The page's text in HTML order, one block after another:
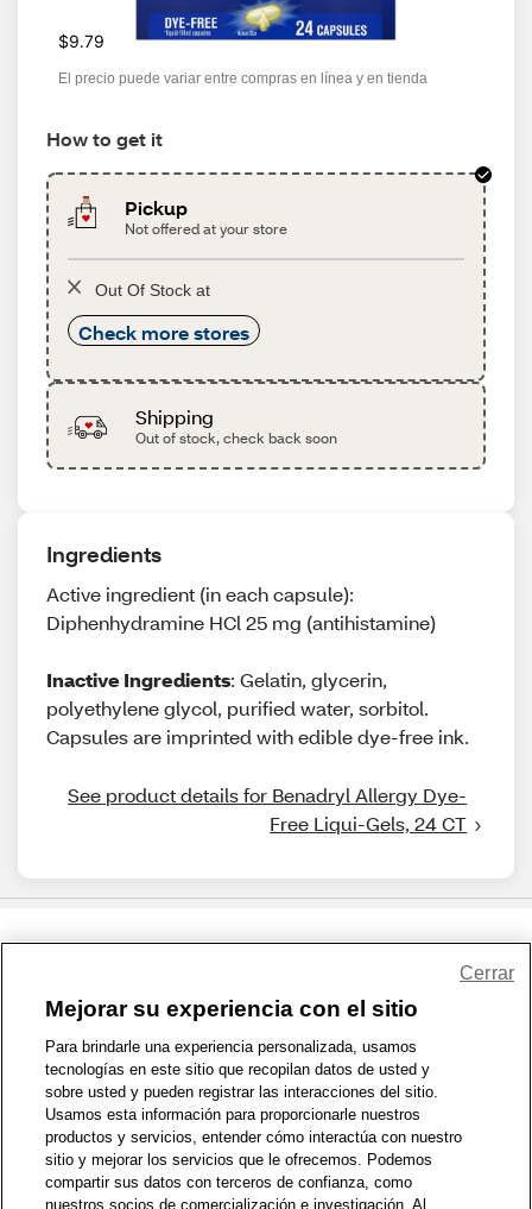
$9.79
El precio puede variar entre compras en línea y en tienda
How to get it
Pickup
Not offered at your store
Out Of Stock at
Check more stores
Shipping
Out of stock, check back soon
Ingredients
Active ingredient (in each capsule):
Diphenhydramine HCl 25 mg (antihistamine)
Inactive Ingredients: Gelatin, glycerin,
polyethylene glycol, purified water, sorbitol.
Capsules are imprinted with edible dye-free ink.
See product details for Benadryl Allergy Dye-
Free Liqui-Gels, 24 CT
1-800-679-9691 | Contáctenos | Términos de Uso | Accesibilidad
Política de Privacidad | WA Privacy Policy | Mapa del sitio
Zona de Bienestar | © 1999 - 2026 CVS.com
Mejorar su experiencia con el sitio
Para brindarle una experiencia personalizada, usamos
tecnologías en este sitio que recopilan datos de usted y
sobre usted y pueden registrar las interacciones del sitio.
Usamos esta información para proporcionarle nuestros
productos y servicios, entender cómo interactúa con nuestro
sitio y mejorar los servicios que le ofrecemos. Podemos
compartir sus datos con terceros de confianza, como
nuestros socios de comercialización e investigación. Al
Cerrar